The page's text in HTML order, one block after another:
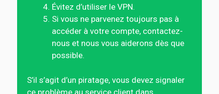
Évitez d’utiliser le VPN.
Si vous ne parvenez toujours pas à
accéder à votre compte, contactez-
nous et nous vous aiderons dès que
possible.
S’il s’agit d’un piratage, vous devez signaler
ce problème au service client dans